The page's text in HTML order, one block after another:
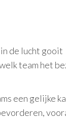
de lucht gooit
team het
een gelijke